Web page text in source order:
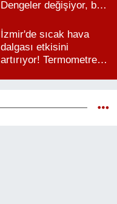
Dengeler değişiyor, bu
İzmir'de sıcak hava
dalgası etkisini
artırıyor! Termometreler